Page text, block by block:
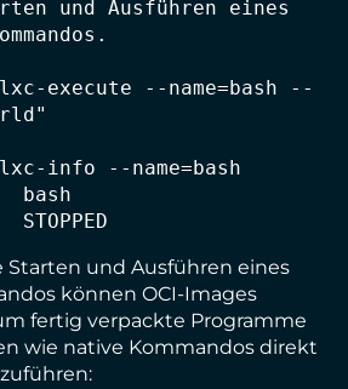
und Ausführen eines
lxc-execute --name=bash --
lxc-info --name=bash
bash
Starten und Ausführen eines
können OCI-Images
fertig verpackte Programme
wie native Kommandos direkt